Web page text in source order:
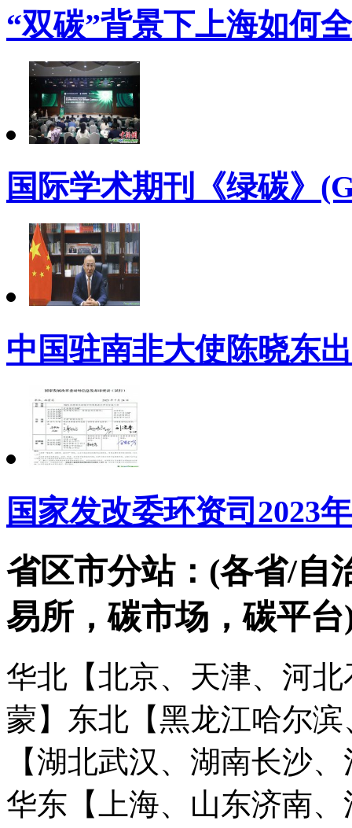
“双碳”背景下上海如何
国际学术期刊《绿碳》
中国驻南非大使陈晓东
国家发改委环资司2023
省区市分站：(各省/自
易所，碳市场，碳平台
华北【北京、天津、河
蒙】 东北【黑龙江哈尔
【湖北武汉、湖南长沙
华东【上海、山东济南